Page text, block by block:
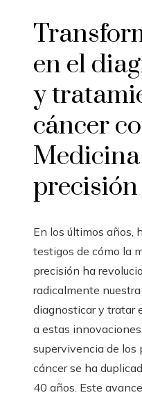
en el
y
cáncer
precisión
En los últimos años,
testigos de cómo la
precisión ha
radicalmente
diagnosticar y tratar
a estas
supervivencia de los
cáncer se ha
40 años. Este